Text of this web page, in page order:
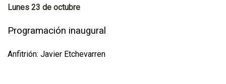
Lunes 23 de octubre
Programación inaugural
Anfitrión: Javier Etchevarren